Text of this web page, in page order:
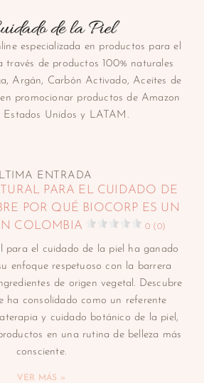
especializada en productos para el
través de productos 100% naturales
Argán, Carbón Activado, Aceites de
promocionar productos de Amazon
Estados Unidos y LATAM.
ENTRADA
PARA EL CUIDADO DE
POR QUÉ BIOCORP ES UN
COLOMBIA
0 (0)
para el cuidado de la piel ha ganado
enfoque respetuoso con la barrera
de origen vegetal. Descubre
ha consolidado como un referente
y cuidado botánico de la piel,
en una rutina de belleza más
consciente.
VER MÁS »